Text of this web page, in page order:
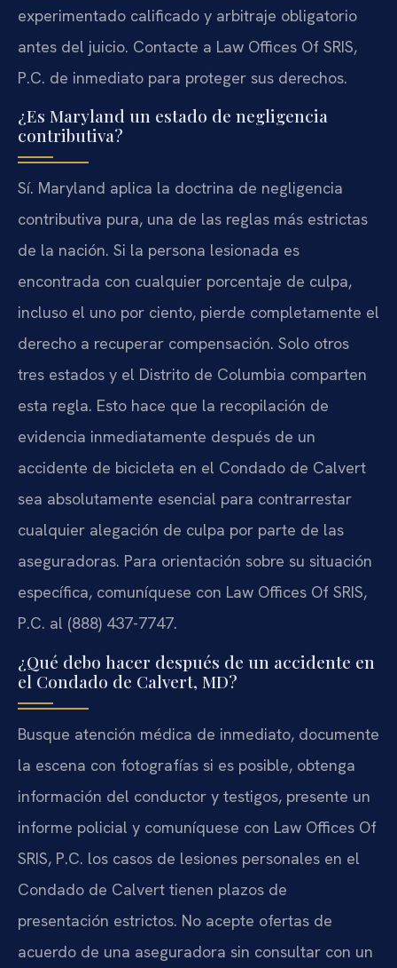
experimentado calificado y arbitraje obligatorio
antes del juicio. Contacte a Law Offices Of SRIS,
P.C. de inmediato para proteger sus derechos.
¿Es Maryland un estado de negligencia
contributiva?
Sí. Maryland aplica la doctrina de negligencia
contributiva pura, una de las reglas más estrictas
de la nación. Si la persona lesionada es
encontrada con cualquier porcentaje de culpa,
incluso el uno por ciento, pierde completamente el
derecho a recuperar compensación. Solo otros
tres estados y el Distrito de Columbia comparten
esta regla. Esto hace que la recopilación de
evidencia inmediatamente después de un
accidente de bicicleta en el Condado de Calvert
sea absolutamente esencial para contrarrestar
cualquier alegación de culpa por parte de las
aseguradoras. Para orientación sobre su situación
específica, comuníquese con Law Offices Of SRIS,
P.C. al (888) 437-7747.
¿Qué debo hacer después de un accidente en
el Condado de Calvert, MD?
Busque atención médica de inmediato, documente
la escena con fotografías si es posible, obtenga
información del conductor y testigos, presente un
informe policial y comuníquese con Law Offices Of
SRIS, P.C. los casos de lesiones personales en el
Condado de Calvert tienen plazos de
presentación estrictos. No acepte ofertas de
acuerdo de una aseguradora sin consultar con un